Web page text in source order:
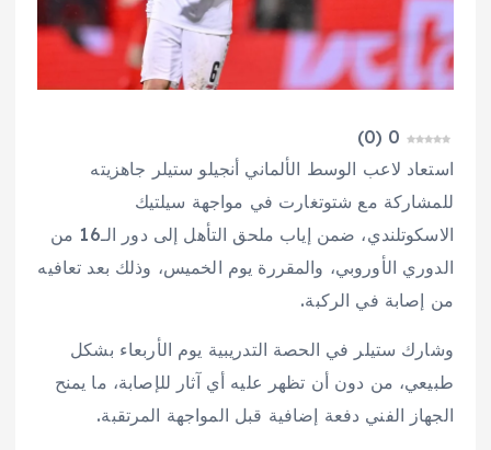
0
(
0
)
استعاد لاعب الوسط الألماني أنجيلو ستيلر جاهزيته
للمشاركة مع شتوتغارت في مواجهة سيلتيك
الاسكوتلندي، ضمن إياب ملحق التأهل إلى دور الـ16 من
الدوري الأوروبي، والمقررة يوم الخميس، وذلك بعد تعافيه
من إصابة في الركبة.
وشارك ستيلر في الحصة التدريبية يوم الأربعاء بشكل
طبيعي، من دون أن تظهر عليه أي آثار للإصابة، ما يمنح
الجهاز الفني دفعة إضافية قبل المواجهة المرتقبة.